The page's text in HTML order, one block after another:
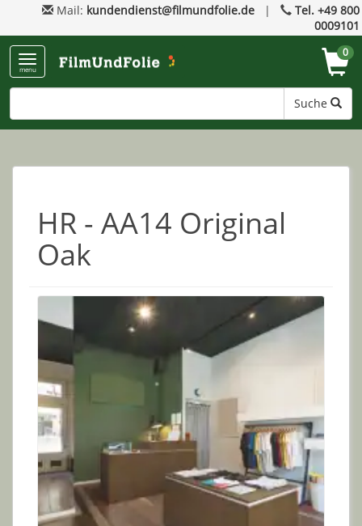
Mail: kundendienst@filmundfolie.de |
Tel. +49 800
0009101
menu
Suche
0
HR - AA14 Original
Oak